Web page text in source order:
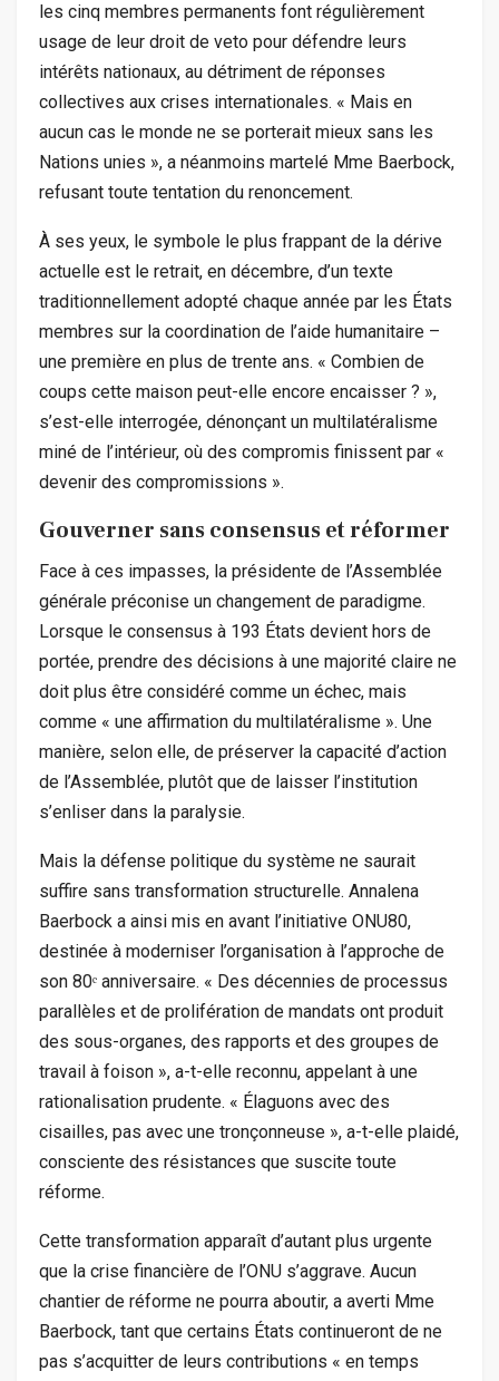
les cinq membres permanents font régulièrement
usage de leur droit de veto pour défendre leurs
intérêts nationaux, au détriment de réponses
collectives aux crises internationales. « Mais en
aucun cas le monde ne se porterait mieux sans les
Nations unies », a néanmoins martelé Mme Baerbock,
refusant toute tentation du renoncement.
À ses yeux, le symbole le plus frappant de la dérive
actuelle est le retrait, en décembre, d’un texte
traditionnellement adopté chaque année par les États
membres sur la coordination de l’aide humanitaire –
une première en plus de trente ans. « Combien de
coups cette maison peut-elle encore encaisser ? »,
s’est-elle interrogée, dénonçant un multilatéralisme
miné de l’intérieur, où des compromis finissent par «
devenir des compromissions ».
Gouverner sans consensus et réformer
Face à ces impasses, la présidente de l’Assemblée
générale préconise un changement de paradigme.
Lorsque le consensus à 193 États devient hors de
portée, prendre des décisions à une majorité claire ne
doit plus être considéré comme un échec, mais
comme « une affirmation du multilatéralisme ». Une
manière, selon elle, de préserver la capacité d’action
de l’Assemblée, plutôt que de laisser l’institution
s’enliser dans la paralysie.
Mais la défense politique du système ne saurait
suffire sans transformation structurelle. Annalena
Baerbock a ainsi mis en avant l’initiative ONU80,
destinée à moderniser l’organisation à l’approche de
son 80ᵉ anniversaire. « Des décennies de processus
parallèles et de prolifération de mandats ont produit
des sous-organes, des rapports et des groupes de
travail à foison », a-t-elle reconnu, appelant à une
rationalisation prudente. « Élaguons avec des
cisailles, pas avec une tronçonneuse », a-t-elle plaidé,
consciente des résistances que suscite toute
réforme.
Cette transformation apparaît d’autant plus urgente
que la crise financière de l’ONU s’aggrave. Aucun
chantier de réforme ne pourra aboutir, a averti Mme
Baerbock, tant que certains États continueront de ne
pas s’acquitter de leurs contributions « en temps